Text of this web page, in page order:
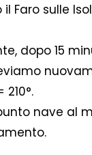
Faro sulle
dopo 15
nave al